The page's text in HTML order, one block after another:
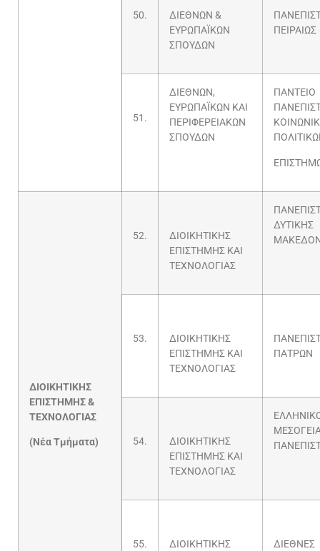
50.
ΔΙΕΘΝΩΝ &
ΕΥΡΩΠΑΪΚΩΝ
ΣΠΟΥΔΩΝ
ΠΕΙΡΑΙΩΣ
51.
ΔΙΕΘΝΩΝ,
ΕΥΡΩΠΑΪΚΩΝ ΚΑΙ
ΠΕΡΙΦΕΡΕΙΑΚΩΝ
ΣΠΟΥΔΩΝ
ΠΑΝΤΕΙΟ
ΔΙΟΙΚΗΤΙΚΗΣ
ΕΠΙΣΤΗΜΗΣ&
ΤΕΧΝΟΛΟΓΙΑΣ
(ΝέαΤμήματα)
52.
ΔΙΟΙΚΗΤΙΚΗΣ
ΕΠΙΣΤΗΜΗΣ ΚΑΙ
ΤΕΧΝΟΛΟΓΙΑΣ
ΔΥΤΙΚΗΣ
53.
ΔΙΟΙΚΗΤΙΚΗΣ
ΕΠΙΣΤΗΜΗΣ ΚΑΙ
ΤΕΧΝΟΛΟΓΙΑΣ
ΠΑΤΡΩΝ
54.
ΔΙΟΙΚΗΤΙΚΗΣ
ΕΠΙΣΤΗΜΗΣ ΚΑΙ
ΤΕΧΝΟΛΟΓΙΑΣ
55.
ΔΙΟΙΚΗΤΙΚΗΣ
ΔΙΕΘΝΕΣ